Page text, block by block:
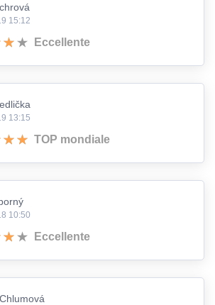
15:12
Eccellente
13:15
TOP mondiale
10:50
Eccellente